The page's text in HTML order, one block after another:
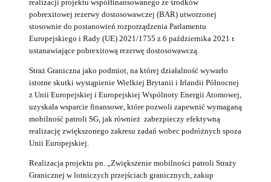
realizacji projektu współfinansowanego ze środków
pobrexitowej rezerwy dostosowawczej (BAR) utworzonej
stosownie do postanowień rozporządzenia Parlamentu
Europejskiego i Rady (UE) 2021/1755 z 6 października 2021 r.
ustanawiające pobrexitową rezerwę dostosowawczą.
Straż Graniczna jako podmiot, na której działalność wywarło
istotne skutki wystąpienie Wielkiej Brytanii i Irlandii Północnej
z Unii Europejskiej i Europejskiej Wspólnoty Energii Atomowej,
uzyskała wsparcie finansowe, które pozwoli zapewnić wymaganą
mobilność patroli SG, jak również zabezpieczy efektywną
realizację zwiększonego zakresu zadań wobec podróżnych spoza
Unii Europejskiej.
Realizacja projektu pn. „Zwiększenie mobilności patroli Straży
Granicznej w lotniczych przejściach granicznych, zakup